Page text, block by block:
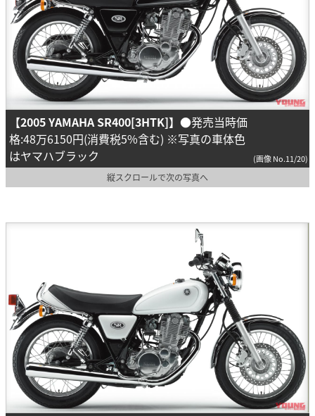
【2005 YAMAHA SR400[3HTK]】 ●発売当時価
格:48万6150円(消費税5%含む) ※写真の車体色
はヤマハブラック
(画像 No.11/20)
縦スクロールで次の写真へ